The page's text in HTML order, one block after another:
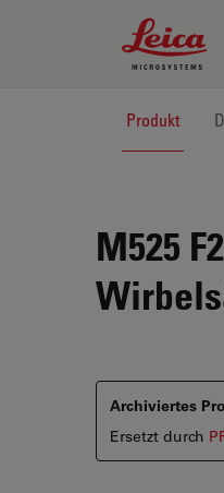
Leica
Produkt
M525
Archiviertes
Ersetzt durch